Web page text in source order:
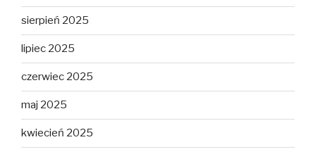
sierpień 2025
lipiec 2025
czerwiec 2025
maj 2025
kwiecień 2025